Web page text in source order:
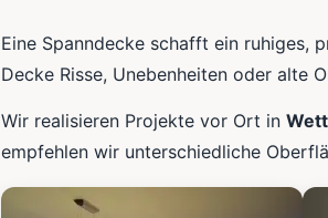
Eine Spanndecke schafft ein ruhiges,
Decke Risse, Unebenheiten oder alte
Wir realisieren Projekte vor Ort in
empfehlen wir unterschiedliche